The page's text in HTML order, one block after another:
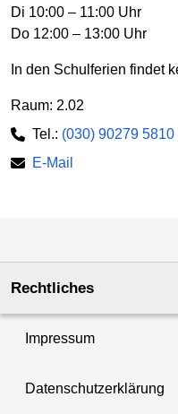
Di 10:00 – 11:00 Uhr
Do 12:00 – 13:00 Uhr
In den Schulferien findet
Raum: 2.02
Tel.: (030) 90279 5810
E-Mail
Rechtliches
Impressum
Datenschutzerklärung